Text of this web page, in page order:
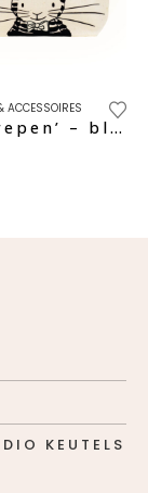
ACCESSOIRES
Etui ‘Strepen’ – black pure
KEUTELS